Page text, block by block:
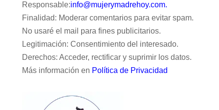
Responsable:info@mujerymadrehoy.com.
Finalidad: Moderar comentarios para evitar spam.
No usaré el mail para fines publicitarios.
Legitimación: Consentimiento del interesado.
Derechos: Acceder, rectificar y suprimir los datos.
Más información en Política de Privacidad